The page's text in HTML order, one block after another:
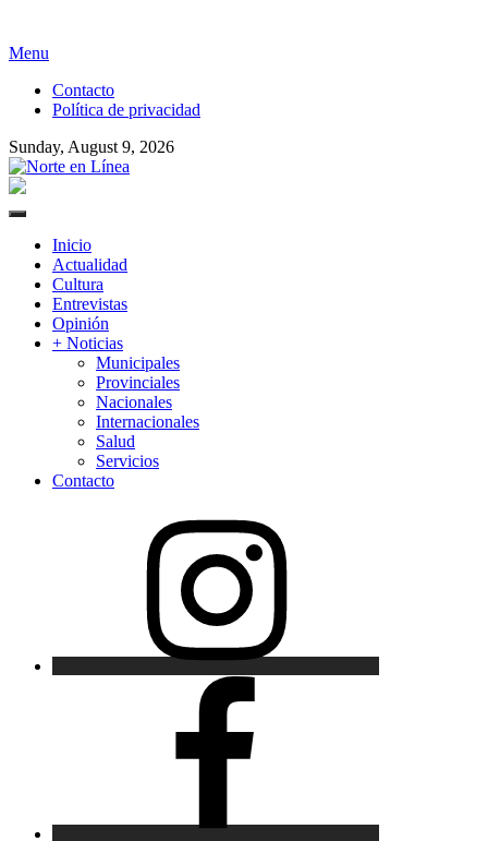
Skip
content
Menu
Contacto
Política de privacidad
Sunday, August 9, 2026
Primary
Inicio
Actualidad
Cultura
Entrevistas
Opinión
+ Noticias
Municipales
Provinciales
Nacionales
Internacionales
Salud
Servicios
Contacto